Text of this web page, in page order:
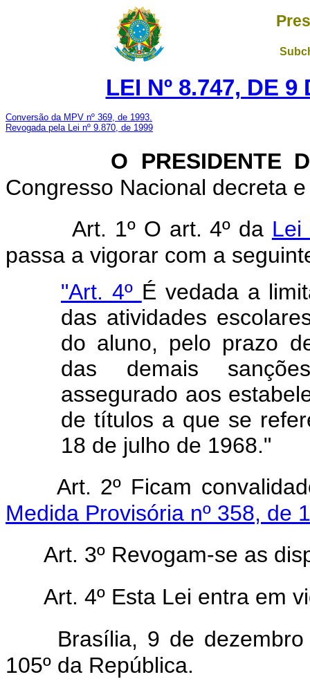
LEI Nº 8.747, DE
Conversão da MPV nº 369, de 1993.
Revogada pela Lei nº 9.870, de 1999
O PRESIDENTE
Congresso Nacional decreta
Art. 1º O art. 4º da Lei
passa a vigorar com a
"Art. 4º É vedada a
das atividades
do aluno, pelo prazo
das demais
assegurado aos
de títulos a que se
18 de julho de 1968."
Art. 2º Ficam
Medida Provisória nº 358, de
Art. 3º Revogam-se as
Art. 4º Esta Lei entra em
Brasília, 9 de
105º da República.